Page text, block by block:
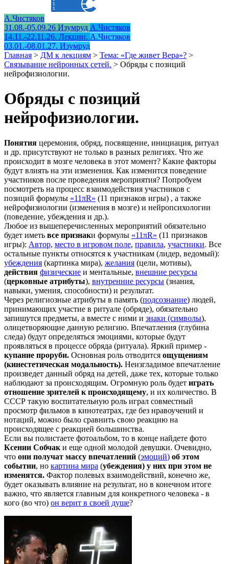
А.Чистяков
31.08.-05.09.26 Изумруд А.Чистяков
14.11.-22.11.26. Лекции. А.Чистяков
03.01.-08.01.27. Изумруд
Главная > ДМ к лекциям > Тема: «Где живет Вера»? >
Связывание нейронных сетей. > Обряды с позиций
нейрофизиологии.
Обряды с позиций
нейрофизиологии.
Понятия церемония, обряд, посвящение, инициация, ритуал
и др. присутствуют не только в разных религиях. Что же
происходит в мозге человека в этот момент? Какие факторы
будут влиять на эти изменения. Как изменится поведение
участников после проведения мероприятия? Попробуем
посмотреть на процесс взаимодействия участников с
позиций формулы «11πR» (11 признаков игры) , а также
нейрофизиологии (изменения в мозге) и нейропсихологии
(поведение, убеждения и др.).
Любое из вышеперечисленных мероприятий обязательно
будет иметь все признаки формулы «11πR» (11 признаков
игры): Автор, место в игровом поле, правила, участники. Все
остальные пункты относятся к участникам (лидер, ведомый):
убеждения (картинка мира), желания (цели, мотивы),
действия физические и ментальные, внешние ресурсы
(церковные атрибуты), внутренние ресурсы (знания,
навыки, умения, способности) и результат.
Через религиозные атрибуты в память (подсознание) людей,
принимающих участие в ритуале (обряде), обязательно
запишутся предметы, а вместе с ними и знаки (символы),
олицетворяющие данную религию. Впечатления (глубина
следа) будут определяться эмоциями, которые будут
проявляться в процессе обряда (ритуала). Яркий пример -
купание проруби. Основная роль отводится ощущениям
(кинестетическая модальность). Неизгладимое впечатление
произведет данный обряд на детей, даже тех, которые только
наблюдают за происходящим. Огромную роль будет играть
отношение зрителей к происходящему, и их количество. В
СССР такую воспитательную роль играл совместный
просмотр фильмов в кинотеатрах, где без нравоучений и
нотаций, можно было сравнить свою реакцию на
происходящее с реакцией большинства.
Если вы полистаете фотоальбом, то в конце найдете фото
Ксении Собчак и еще одной молодой девушки. Очевидно,
что они получат массу впечатлений (эмоций) об этом
событии, но картина мира (убеждения) у них при этом не
изменятся. Фактор полевых взаимодействий, конечно же,
будет оказывать влияние на результат, но в конечном итоге
важно, что является главным для конкретного человека - в
кого (во что) он верит в своей душе?